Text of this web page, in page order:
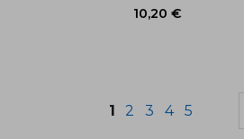
Rápido
1 2 3 4 5